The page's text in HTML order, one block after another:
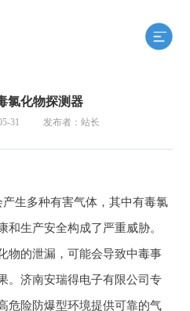
氯化物探测器
31 发布者：站长
生多种有害气体，其中有毒氯
和生产安全构成了严重威胁。
物的泄漏，可能会导致中毒事
。济南安瑞得电子有限公司专
危险防爆型环境提供可靠的气